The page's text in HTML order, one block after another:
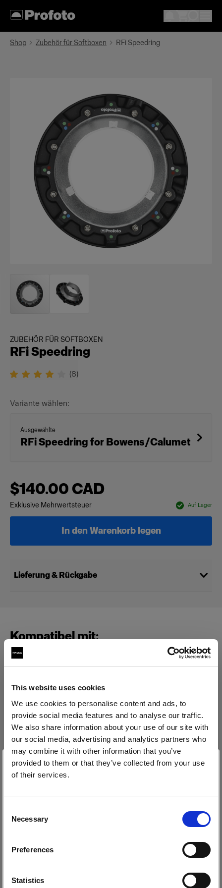
This website uses cookies
We use cookies to personalise content and ads, to
provide social media features and to analyse our traffic.
We also share information about your use of our site with
our social media, advertising and analytics partners who
may combine it with other information that you’ve
provided to them or that they’ve collected from your use
of their services.
Selection
Necessary
Preferences
Statistics
Möchten Sie Ihren Standort aktualisieren?
Canada
Sprache
Shop Zubehör für Softboxen RFi Speedring
ZUBEHÖR FÜR SOFTBOXEN
RFi Speedring
(8)
Variante wählen:
Ausgewählte
RFi Speedring for Bowens/Calumet
$140.00 CAD
Exklusive Mehrwertsteuer Auf Lager
In den Warenkorb legen
Lieferung & Rückgabe
Kompatibel mit:
RFi Softbox Strip
Sonstiges
Rubbercollar